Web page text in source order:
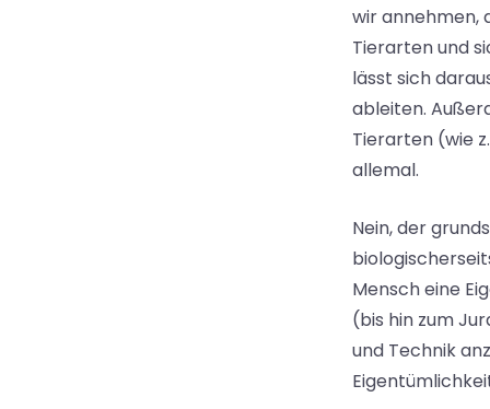
wir annehmen,
Tierarten und
lässt sich
ableiten.
Tierarten (wie
allemal.
Nein, der
Mensch eine
(bis hin zum
und Technik